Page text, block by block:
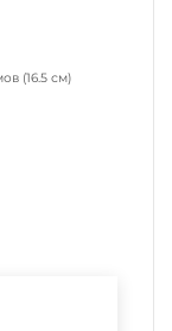
(16.5 см)